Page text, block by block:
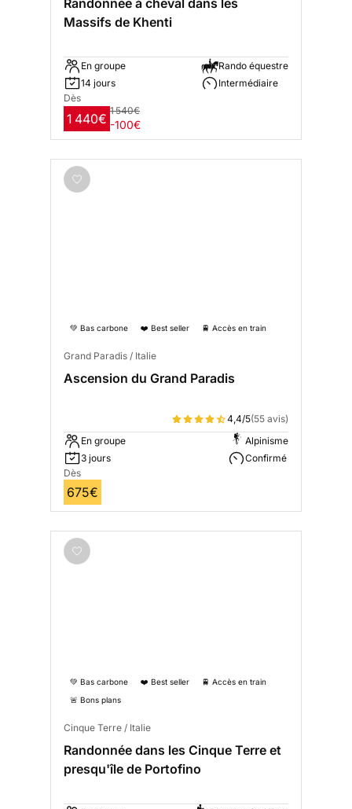
Randonnée à cheval dans les
Massifs de Khenti
En groupe
14 jours
Rando équestre
Intermédiaire
Dès
1 440€
1 540€
-100€
💚 Bas carbone ❤️ Best seller 🚆 Accès en train
Grand Paradis / Italie
Ascension du Grand Paradis
4,4/5(55 avis)
En groupe
3 jours
Alpinisme
Confirmé
Dès
675€
💚 Bas carbone ❤️ Best seller
🚆 Accès en train
🚨 Bons plans
Cinque Terre / Italie
Randonnée dans les Cinque Terre et
presqu'île de Portofino